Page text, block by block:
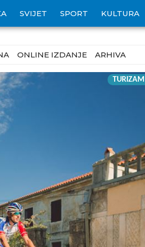
SVIJET SPORT KULTURA
ONLINE IZDANJE ARHIVA
TURIZAM